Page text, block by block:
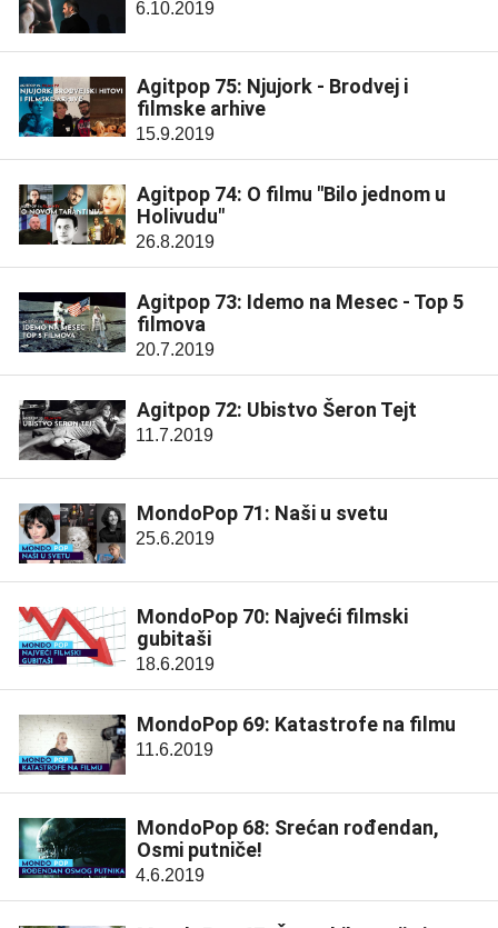
6.10.2019
Agitpop 75: Njujork - Brodvej i
filmske arhive
15.9.2019
Agitpop 74: O filmu "Bilo jednom u
Holivudu"
26.8.2019
Agitpop 73: Idemo na Mesec - Top 5
filmova
20.7.2019
Agitpop 72: Ubistvo Šeron Tejt
11.7.2019
MondoPop 71: Naši u svetu
25.6.2019
MondoPop 70: Najveći filmski
gubitaši
18.6.2019
MondoPop 69: Katastrofe na filmu
11.6.2019
MondoPop 68: Srećan rođendan,
Osmi putniče!
4.6.2019